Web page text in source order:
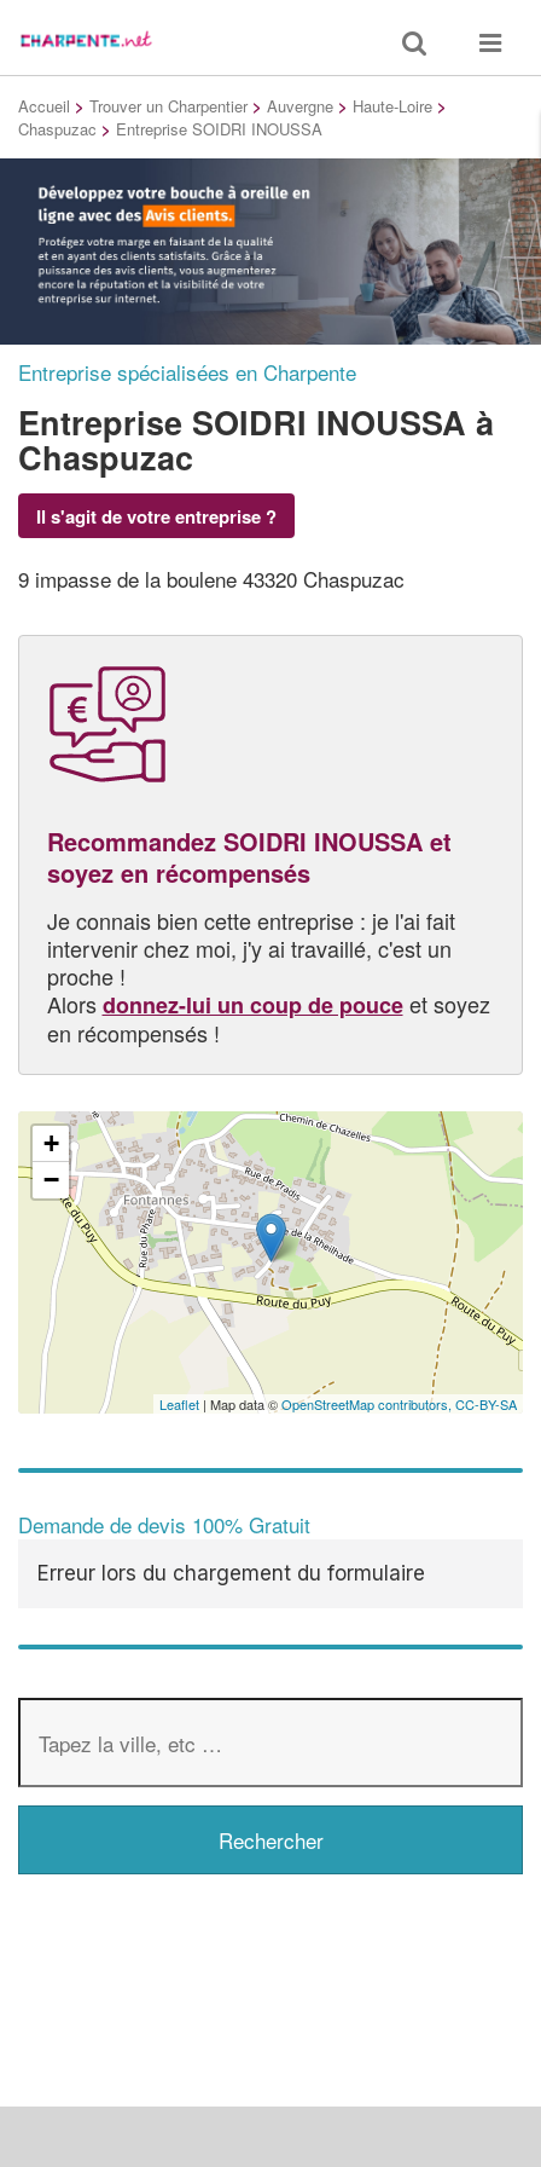
Toggle
search
Toggle
Accueil > Trouver un Charpentier > Auvergne > Haute-Loire >
Chaspuzac > Entreprise SOIDRI INOUSSA
Entreprise spécialisées en Charpente
Entreprise SOIDRI INOUSSA à
Chaspuzac
Il s'agit de votre entreprise ?
9 impasse de la boulene 43320 Chaspuzac
Recommandez SOIDRI INOUSSA et
soyez en récompensés
Je connais bien cette entreprise : je l'ai fait
intervenir chez moi, j'y ai travaillé, c'est un
proche !
Alorsdonnez-lui un coup de pouceet soyez
en récompensés !
+
−
Leaflet | Map data ©OpenStreetMap contributors, CC-BY-SA
Demande de devis 100% Gratuit
Erreur lors du chargement du formulaire
✕